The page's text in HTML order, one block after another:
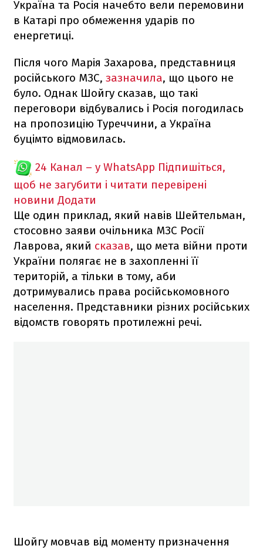
Україна та Росія начебто вели перемовини
в Катарі про обмеження ударів по
енергетиці.
Після чого Марія Захарова, представниця
російського МЗС, зазначила, що цього не
було. Однак Шойгу сказав, що такі
переговори відбувались і Росія погодилась
на пропозицію Туреччини, а Україна
буцімто відмовилась.
24 Канал – у WhatsApp Підпишіться,
щоб не загубити і читати перевірені
новини Додати
Ще один приклад, який навів Шейтельман,
стосовно заяви очільника МЗС Росії
Лаврова, який сказав, що мета війни проти
України полягає не в захопленні її
територій, а тільки в тому, аби
дотримувались права російськомовного
населення. Представники різних російських
відомств говорять протилежні речі.
Шойгу мовчав від моменту призначення